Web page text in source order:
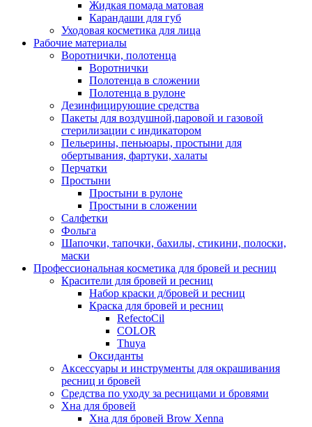
Жидкая помада матовая
Карандаши для губ
Уходовая косметика для лица
Рабочие материалы
Воротнички, полотенца
Воротнички
Полотенца в сложении
Полотенца в рулоне
Дезинфицирующие средства
Пакеты для воздушной,паровой и газовой
стерилизации с индикатором
Пельерины, пеньюары, простыни для
обертывания, фартуки, халаты
Перчатки
Простыни
Простыни в рулоне
Простыни в сложении
Салфетки
Фольга
Шапочки, тапочки, бахилы, стикини, полоски,
маски
Профессиональная косметика для бровей и ресниц
Красители для бровей и ресниц
Набор краски д/бровей и ресниц
Краска для бровей и ресниц
RefectoCil
COLOR
Thuya
Оксиданты
Аксессуары и инструменты для окрашивания
ресниц и бровей
Средства по уходу за ресницами и бровями
Хна для бровей
Хна для бровей Brow Xenna